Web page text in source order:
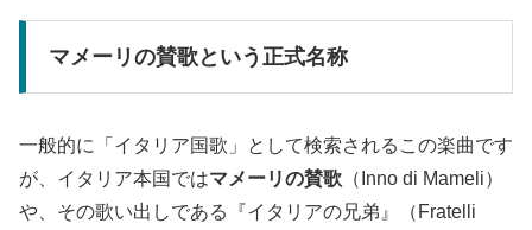
マメーリの賛歌という正式名称
一般的に「イタリア国歌」として検索されるこの楽曲です
が、イタリア本国ではマメーリの賛歌 （Inno di Mameli）
や、その歌い出しである『イタリアの兄弟』（Fratelli